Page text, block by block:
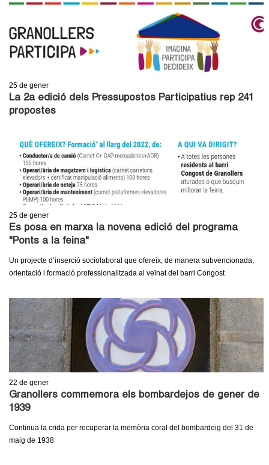
25 de gener
La 2a edició dels Pressupostos Participatius rep 241
propostes
25 de gener
Es posa en marxa la novena edició del programa
"Ponts a la feina"
Un projecte d’inserció sociolaboral que ofereix, de manera subvencionada,
orientació i formació professionalitzada al veïnat del barri Congost
22 de gener
Granollers commemora els bombardejos de gener de
1939
Continua la crida per recuperar la memòria coral del bombardeig del 31 de
maig de 1938